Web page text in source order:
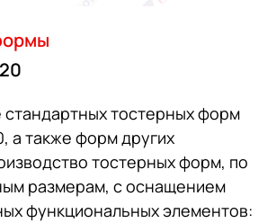
стандартных тостерных форм
а также форм других
тостерных форм, по
размерам, с оснащением
функциональных элементов: